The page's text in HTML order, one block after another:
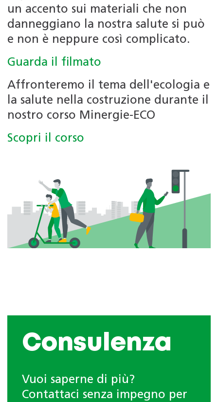
un accento sui materiali che non
danneggiano la nostra salute si può
e non è neppure così complicato.
Guarda il filmato
Affronteremo il tema dell'ecologia e
la salute nella costruzione durante il
nostro corso Minergie-ECO
Scopri il corso
Consulenza
Vuoi saperne di più?
Contattaci senza impegno per